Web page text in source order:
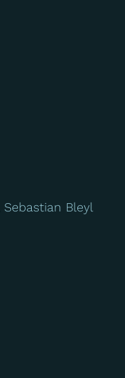
Sebastian Bleyl